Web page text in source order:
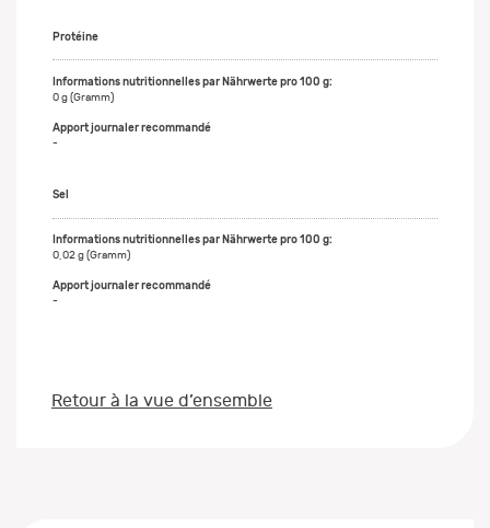
Protéine
0 g (Gramm)
-
Sel
0,02 g (Gramm)
-
Retour à la vue d’ensemble